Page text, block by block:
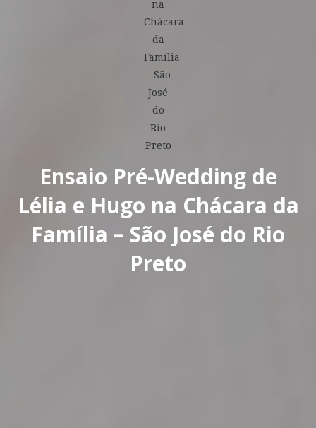
Ensaio Pré-Wedding de
Lélia e Hugo na Chácara da
Família – São José do Rio
Preto